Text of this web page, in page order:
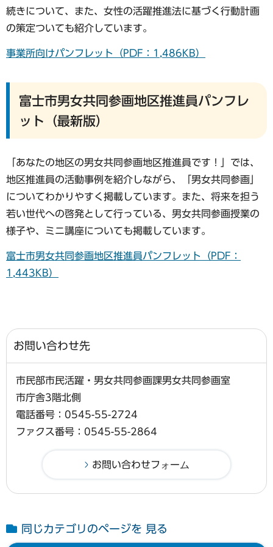
続きについて、また、女性の活躍推進法に基づく行動計画
の策定ついても紹介しています。
事業所向けパンフレット（PDF：1,486KB）
富士市男女共同参画地区推進員パンフレ
ット（最新版）
「あなたの地区の男女共同参画地区推進員です！」では、
地区推進員の活動事例を紹介しながら、「男女共同参画」
についてわかりやすく掲載しています。また、将来を担う
若い世代への啓発として行っている、男女共同参画授業の
様子や、ミニ講座についても掲載しています。
富士市男女共同参画地区推進員パンフレット（PDF：
1,443KB）
お問い合わせ先
市民部市民活躍・男女共同参画課男女共同参画室
市庁舎3階北側
電話番号：0545-55-2724
ファクス番号：0545-55-2864
同じカテゴリのページを 見る